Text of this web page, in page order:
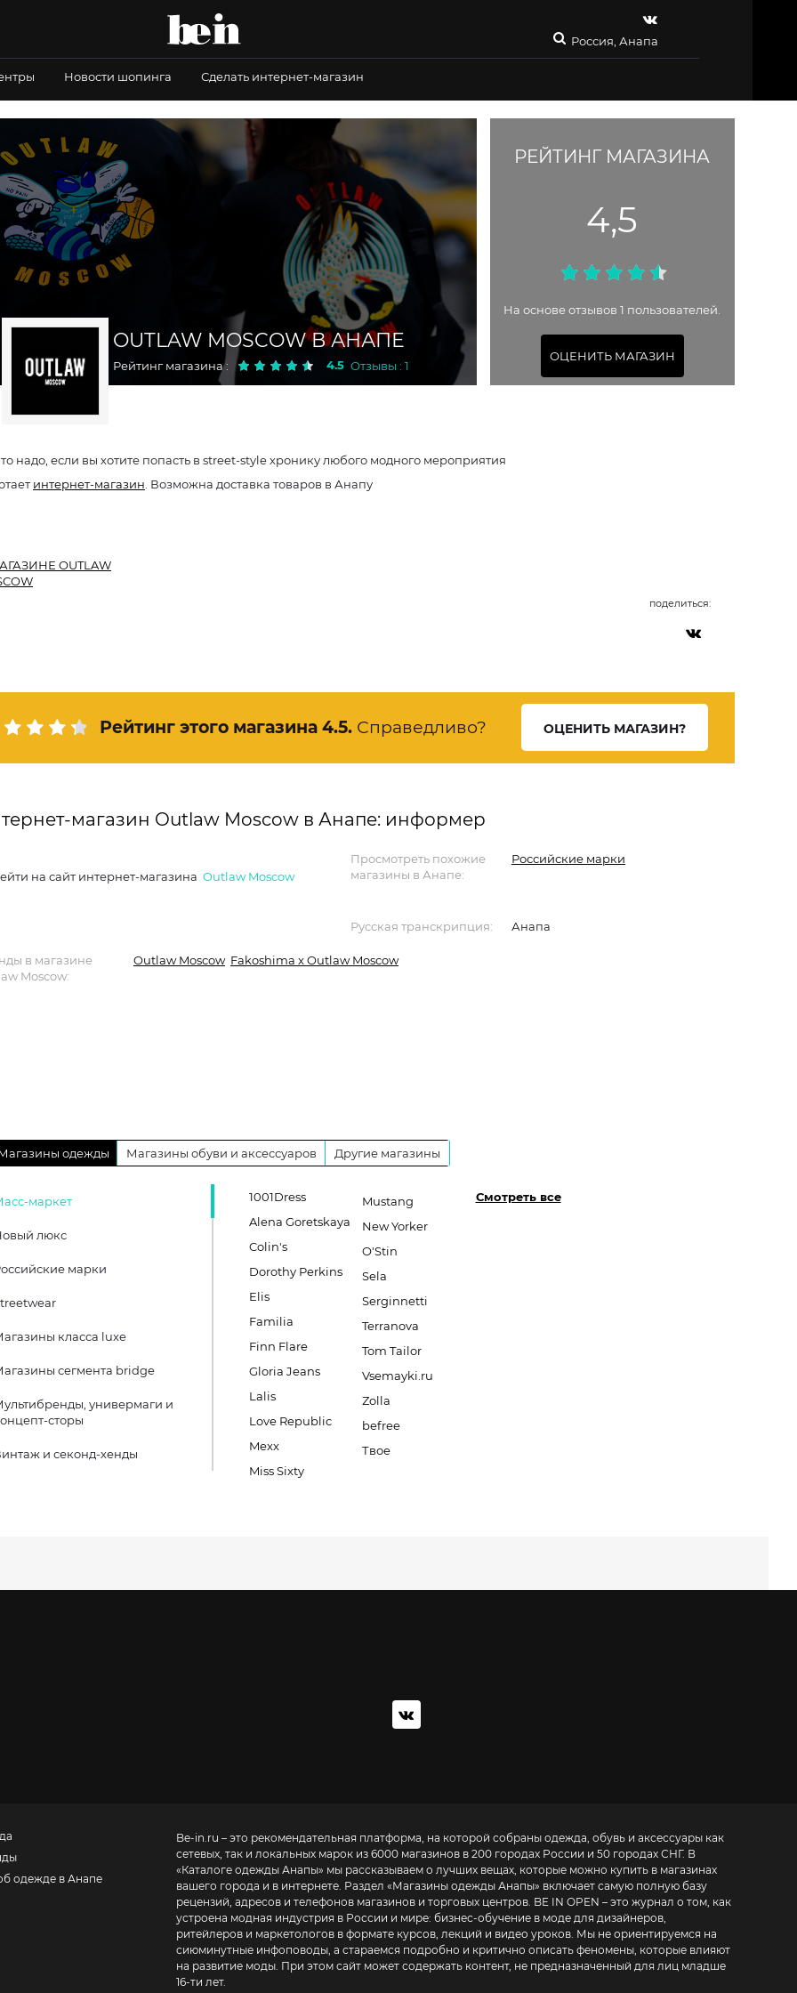
Россия, Анапа
Новости шопинга Сделать интернет-магазин
OUTLAW MOSCOW В АНАПЕ
Рейтинг магазина : 4.5 Отзывы : 1
РЕЙТИНГ МАГАЗИНА
4,5
На основе отзывов 1 пользователей.
ОЦЕНИТЬ МАГАЗИН
надо, если вы хотите попасть в street-style хронику любого модного мероприятия
интернет-магазин . Возможна доставка товаров в Анапу
OUTLAW
поделиться:
Рейтинг этого магазина 4.5. Справедливо? ОЦЕНИТЬ МАГАЗИН?
магазин Outlaw Moscow в Анапе: информер
на сайт интернет-магазина Outlaw Moscow
Просмотреть похожие
магазины в Анапе:
Российские марки
Русская транскрипция: Анапа
в магазине
Moscow:
Outlaw Moscow Fakoshima x Outlaw Moscow
одежды Магазины обуви и аксессуаров Другие магазины
маркет
люкс
марки
класса luxe
сегмента bridge
универмаги и
сторы
и секонд-хенды
1001Dress
Alena Goretskaya
Colin's
Dorothy Perkins
Elis
Familia
Finn Flare
Gloria Jeans
Lalis
Love Republic
Mexx
Miss Sixty
Mustang
New Yorker
O'Stin
Sela
Serginnetti
Terranova
Tom Tailor
Vsemayki.ru
Zolla
befree
Твое
Смотреть все
одежде в Анапе
Be-in.ru – это рекомендательная платформа, на которой собраны одежда, обувь и аксессуары как
сетевых, так и локальных марок из 6000 магазинов в 200 городах России и 50 городах СНГ. В
«Каталоге одежды Анапы» мы рассказываем о лучших вещах, которые можно купить в магазинах
вашего города и в интернете. Раздел «Магазины одежды Анапы» включает самую полную базу
рецензий, адресов и телефонов магазинов и торговых центров. BE IN OPEN – это журнал о том, как
устроена модная индустрия в России и мире: бизнес-обучение в моде для дизайнеров,
ритейлеров и маркетологов в формате курсов, лекций и видео уроков. Мы не ориентируемся на
сиюминутные инфоповоды, а стараемся подробно и критично описать феномены, которые влияют
на развитие моды. При этом сайт может содержать контент, не предназначенный для лиц младше
16-ти лет.